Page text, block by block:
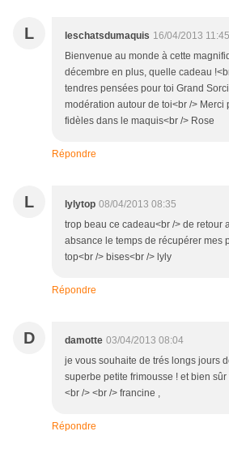
L leschatsdumaquis 16/04/2013 11:45
Bienvenue au monde à cette
décembre en plus, quelle cadeau
tendres pensées pour toi Grand
modération autour de toi<br /> Merci
fidèles dans le maquis<br /> Rose
Répondre
L lylytop 08/04/2013 08:35
trop beau ce cadeau<br /> de retour
absance le temps de récupérer mes
top<br /> bises<br /> lyly
Répondre
D damotte 03/04/2013 08:04
je vous souhaite de trés longs jours
superbe petite frimousse ! et bien
<br /> <br /> francine ,
Répondre